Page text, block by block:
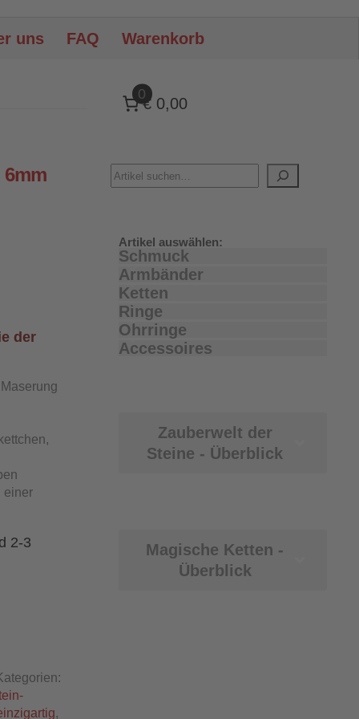
uns FAQ Warenkorb
6mm
der
einer
2-3
,
0
€ 0,00
Artikel auswählen:
Schmuck
Armbänder
Ketten
Ringe
Ohrringe
Accessoires
Zauberwelt der
Steine - Überblick
Magische Ketten -
Überblick